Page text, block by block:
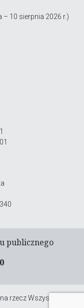
– 10 sierpnia 2026 r.)
publicznego
rzecz Wszystkich